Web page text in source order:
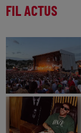
FIL ACTUS